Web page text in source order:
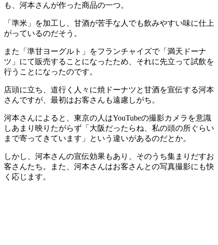
も、河本さんが作った商品の一つ。
「準米」を加工し、甘酒が苦手な人でも飲みやすい味に仕上
がっているのだそう。
また「準甘ヨーグルト」をフランチャイズで「満天ドーナ
ツ」にて販売することになったため、それに先立って試飲を
行うことになったのです。
店頭に立ち、道行く人々に焼ドーナツと甘酒を宣伝する河本
さんですが、最初はお客さんも遠慮しがち。
河本さんによると、東京の人はYouTubeの撮影カメラを意識
しあまり映りたがらず「大阪だったらね、私の頭の所ぐらい
まで寄ってきています」という違いがあるのだとか。
しかし、河本さんの宣伝効果もあり、そのうち集まりだすお
客さんたち。また、河本さんはお客さんとの写真撮影にも快
く応じます。